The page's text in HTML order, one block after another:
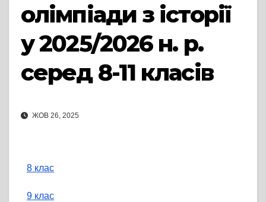
олімпіади з історії
у 2025/2026 н. р.
серед 8-11 класів
ЖОВ 26, 2025
8 клас
9 клас